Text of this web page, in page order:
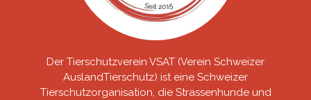
Der Tierschutzverein VSAT (Verein Schweizer
AuslandTierschutz) ist eine Schweizer
Tierschutzorganisation, die Strassenhunde und